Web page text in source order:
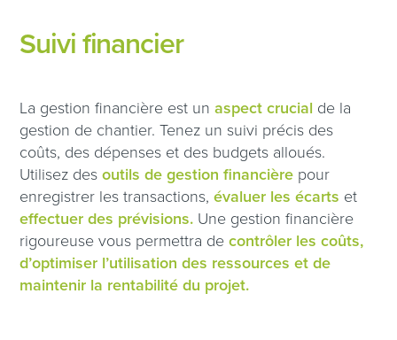
Suivi financier
La gestion financière est unaspect crucial de la
gestion de chantier. Tenez un suivi précis des
coûts, des dépenses et des budgets alloués.
Utilisez desoutils de gestion financière pour
enregistrer les transactions,évaluer les écarts et
effectuer des prévisions. Une gestion financière
rigoureuse vous permettra decontrôler les coûts,
d’optimiser l’utilisation des ressources et de
maintenir la rentabilité du projet.